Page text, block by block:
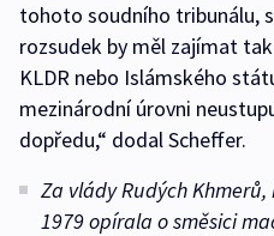
tohoto soudního tribunálu,
rozsudek by měl zajímat
KLDR nebo Islámského
mezinárodní úrovni
dopředu,“ dodal Scheffer.
Za vlády Rudých
1979 opírala o směsici